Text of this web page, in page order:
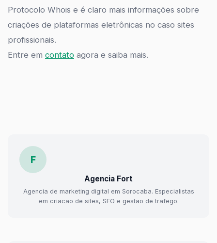
Protocolo Whois e é claro mais informações sobre
criações de plataformas eletrônicas no caso sites
profissionais.
Entre em contato agora e saiba mais.
F
Agencia Fort
Agencia de marketing digital em Sorocaba. Especialistas
em criacao de sites, SEO e gestao de trafego.